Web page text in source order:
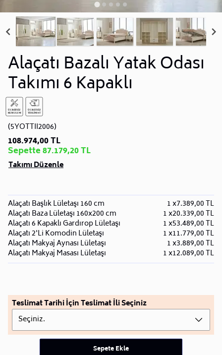
Alaçatı Bazalı Yatak Odası
Takımı 6 Kapaklı
(5YOTTII2006)
108.974,00 TL
Sepette 87.179,20 TL
Takımı Düzenle
Alaçatı Başlık Lületaşı 160 cm 1 x7.389,00 TL
Alaçatı Baza Lületaşı 160x200 cm
1 x20.339,00 TL
Alaçatı 6 Kapaklı Gardırop Lületaşı
1 x53.489,00 TL
Alaçatı 2'Li Komodin Lületaşı
1 x11.779,00 TL
Alaçatı Makyaj Aynası Lületaşı
1 x3.889,00 TL
Alaçatı Makyaj Masası Lületaşı
1 x12.089,00 TL
Teslimat Tarihi İçin Teslimat İli Seçiniz
Seçiniz.
Sepete Ekle